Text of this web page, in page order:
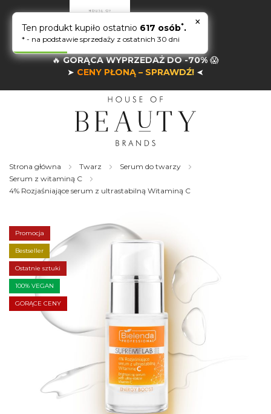
🔥GORĄCA WYPRZEDAŻ DO -70%😱
➤ CENY PŁONĄ – SPRAWDŹ! ➤
Strona główna Twarz
Serum do twarzy
Serum z witaminą C
4% Rozjaśniające serum z ultrastabilną Witaminą C
the
end
of
the
images
gallery
Promocja
Bestseller
Ostatnie sztuki
100% VEGAN
GORĄCE CENY
×
Ten produkt kupiło ostatnio 617 osób*.
* - na podstawie sprzedaży z ostatnich 30 dni